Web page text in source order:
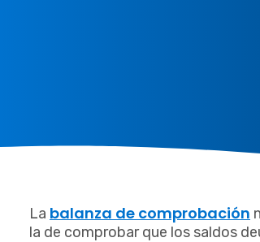
La balanza de comprobación
la de comprobar que los saldos